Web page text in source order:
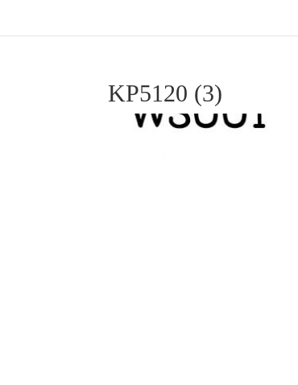
KP5120 (3)